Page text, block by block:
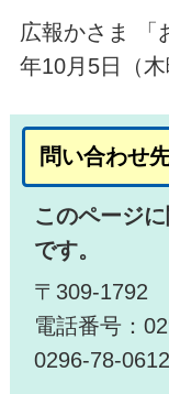
広報かさま 「
年10月5日（木
問い合わせ
このページ
です。
〒309-1792
電話番号：
0296-78-0612